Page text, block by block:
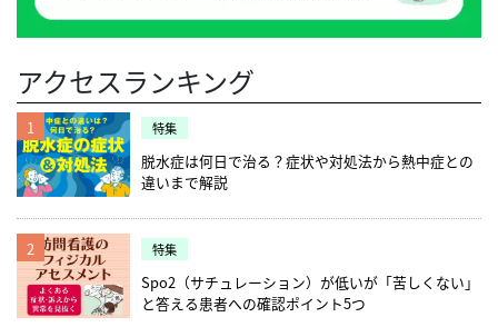
アクセスランキング
1 特集
脱水症は何日で治る？症状や対処法から熱中症との
違いまで解説
2 特集
Spo2（サチュレーション）が低いが「苦しくない」
と答える患者への確認ポイント5つ